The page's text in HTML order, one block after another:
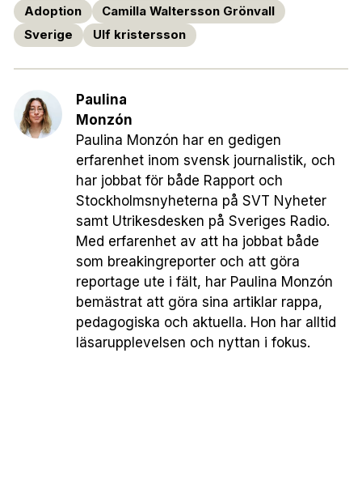
Adoption
Camilla Waltersson Grönvall
Sverige
Ulf kristersson
Paulina
Monzón
Paulina Monzón har en gedigen
erfarenhet inom svensk journalistik, och
har jobbat för både Rapport och
Stockholmsnyheterna på SVT Nyheter
samt Utrikesdesken på Sveriges Radio.
Med erfarenhet av att ha jobbat både
som breakingreporter och att göra
reportage ute i fält, har Paulina Monzón
bemästrat att göra sina artiklar rappa,
pedagogiska och aktuella. Hon har alltid
läsarupplevelsen och nyttan i fokus.